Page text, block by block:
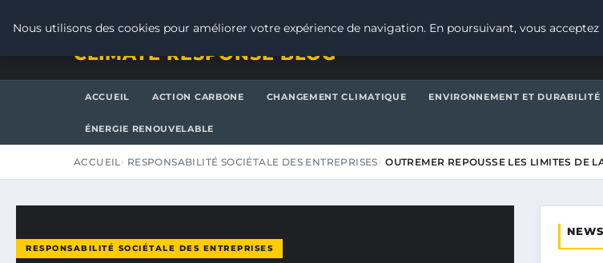
CLIMATE RESPONSE BLOG
ACCUEIL ACTION CARBONE CHANGEMENT CLIMATIQUE ENVIRONNEMENT ET DURABILITÉ
ÉNERGIE RENOUVELABLE
ACCUEIL RESPONSABILITÉ SOCIÉTALE DES ENTREPRISES OUTREMER REPOUSSE LES LIMITES DE
RESPONSABILITÉ SOCIÉTALE DES ENTREPRISES
Nous utilisons des cookies pour améliorer votre expérience de navigation. En poursuivant, vous